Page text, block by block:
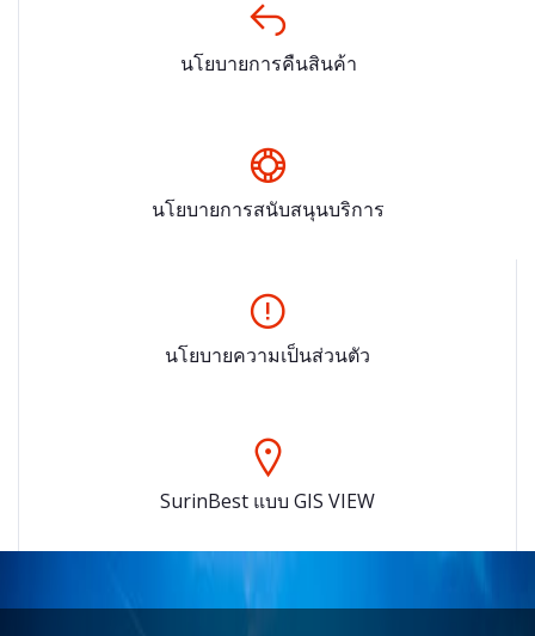
นโยบายการคืนสินค้า
นโยบายการสนับสนุนบริการ
นโยบายความเป็นส่วนตัว
SurinBest แบบ GIS VIEW